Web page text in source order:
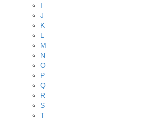
I
J
K
L
M
N
O
P
Q
R
S
T